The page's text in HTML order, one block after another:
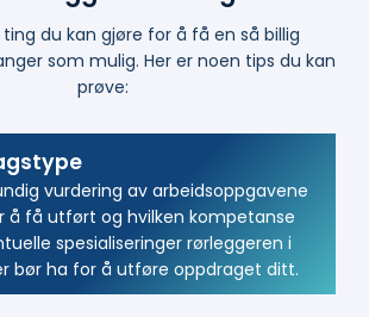
du kan gjøre for å få en så billig
som mulig. Her er noen tips du kan
prøve:
vurdering av arbeidsoppgavene
å få utført og hvilken kompetanse
spesialiseringer rørleggeren i
bør ha for å utføre oppdraget ditt.